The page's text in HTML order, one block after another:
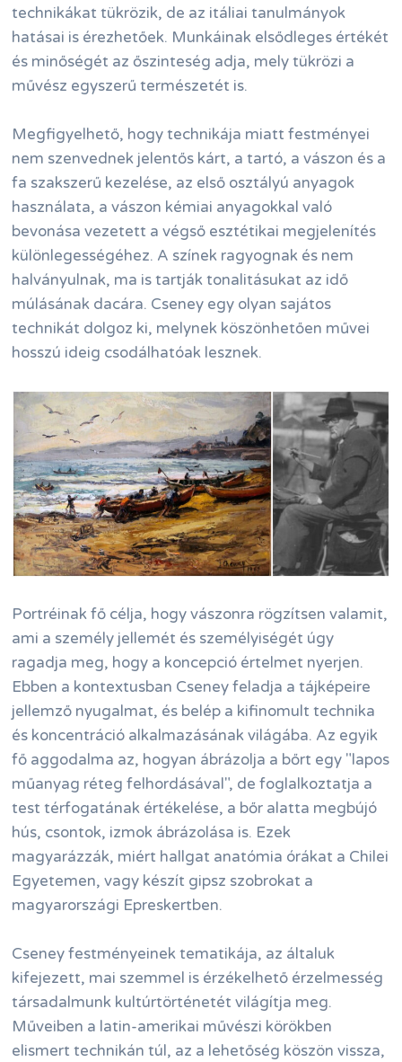
technikákat tükrözik, de az itáliai tanulmányok
hatásai is érezhetőek. Munkáinak elsődleges értékét
és minőségét az őszinteség adja, mely tükrözi a
művész egyszerű természetét is.
Megfigyelhető, hogy technikája miatt festményei
nem szenvednek jelentős kárt, a tartó, a vászon és a
fa szakszerű kezelése, az első osztályú anyagok
használata, a vászon kémiai anyagokkal való
bevonása vezetett a végső esztétikai megjelenítés
különlegességéhez. A színek ragyognak és nem
halványulnak, ma is tartják tonalitásukat az idő
múlásának dacára. Cseney egy olyan sajátos
technikát dolgoz ki, melynek köszönhetően művei
hosszú ideig csodálhatóak lesznek.
Portréinak fő célja, hogy vászonra rögzítsen valamit,
ami a személy jellemét és személyiségét úgy
ragadja meg, hogy a koncepció értelmet nyerjen.
Ebben a kontextusban Cseney feladja a tájképeire
jellemző nyugalmat, és belép a kifinomult technika
és koncentráció alkalmazásának világába. Az egyik
fő aggodalma az, hogyan ábrázolja a bőrt egy "lapos
műanyag réteg felhordásával", de foglalkoztatja a
test térfogatának értékelése, a bőr alatta megbújó
hús, csontok, izmok ábrázolása is. Ezek
magyarázzák, miért hallgat anatómia órákat a Chilei
Egyetemen, vagy készít gipsz szobrokat a
magyarországi Epreskertben.
Cseney festményeinek tematikája, az általuk
kifejezett, mai szemmel is érzékelhető érzelmesség
társadalmunk kultúrtörténetét világítja meg.
Műveiben a latin-amerikai művészi körökben
elismert technikán túl, az a lehetőség köszön vissza,